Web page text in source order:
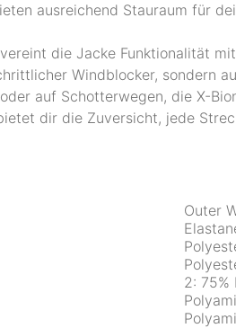
ausreichend Stauraum für
die Jacke Funktionalität
Windblocker, sondern
auf Schotterwegen, die X-
dir die Zuversicht, jede
Outer
2: 75%